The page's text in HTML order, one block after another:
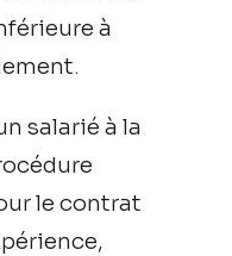
à
salarié à la
le contrat